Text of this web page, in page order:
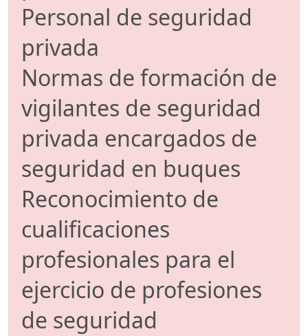
Personal de seguridad
privada
Normas de formación de
vigilantes de seguridad
privada encargados de
seguridad en buques
Reconocimiento de
cualificaciones
profesionales para el
ejercicio de profesiones
de seguridad